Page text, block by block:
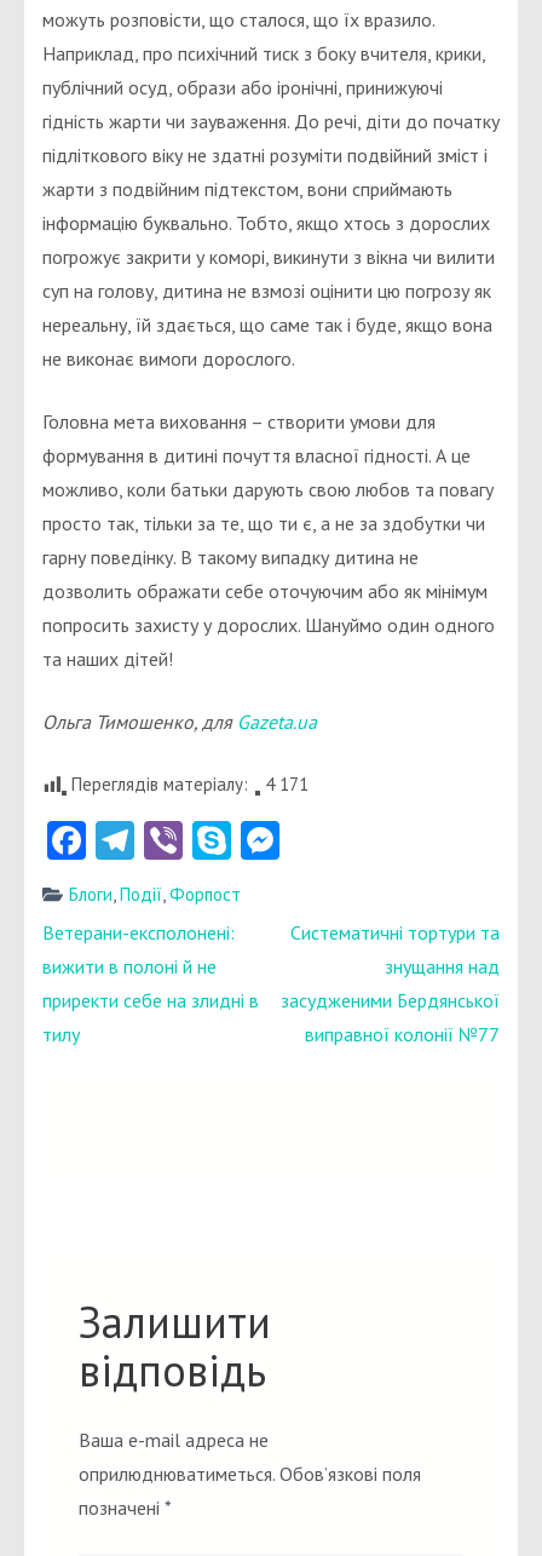
можуть розповісти, що сталося, що їх вразило.
Наприклад, про психічний тиск з боку вчителя, крики,
публічний осуд, образи або іронічні, принижуючі
гідність жарти чи зауваження. До речі, діти до початку
підліткового віку не здатні розуміти подвійний зміст і
жарти з подвійним підтекстом, вони сприймають
інформацію буквально. Тобто, якщо хтось з дорослих
погрожує закрити у коморі, викинути з вікна чи вилити
суп на голову, дитина не взмозі оцінити цю погрозу як
нереальну, їй здається, що саме так і буде, якщо вона
не виконає вимоги дорослого.
Головна мета виховання – створити умови для
формування в дитині почуття власної гідності. А це
можливо, коли батьки дарують свою любов та повагу
просто так, тільки за те, що ти є, а не за здобутки чи
гарну поведінку. В такому випадку дитина не
дозволить ображати себе оточуючим або як мінімум
попросить захисту у дорослих. Шануймо один одного
та наших дітей!
Ольга Тимошенко, для Gazeta.ua
Переглядів матеріалу: 4 171
Facebook
Telegram
ViberSkype
Блоги,Події,Форпост
Навігація
записів
Ветерани-експолонені:
вижити в полоні й не
приректи себе на злидні в
тилу
Систематичні тортури та
знущання над
засудженими Бердянської
виправної колонії №77
Залишити
відповідь
Ваша e-mail адреса не
оприлюднюватиметься. Обов’язкові поля
позначені *